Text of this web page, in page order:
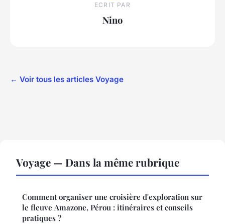
ECRIT PAR
Nino
← Voir tous les articles Voyage
Voyage — Dans la même rubrique
Comment organiser une croisière d'exploration sur
le fleuve Amazone, Pérou : itinéraires et conseils
pratiques ?